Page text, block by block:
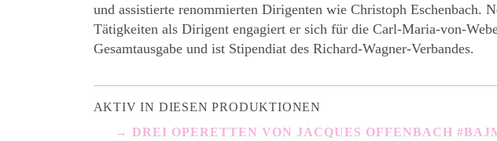
und assistierte renommierten Dirigenten wie Christoph Eschenbach.
Tätigkeiten als Dirigent engagiert er sich für die Carl-Maria-von-
Gesamtausgabe und ist Stipendiat des Richard-Wagner-Verbandes.
AKTIV IN DIESEN PRODUKTIONEN
DREI OPERETTEN VON JACQUES OFFENBACH